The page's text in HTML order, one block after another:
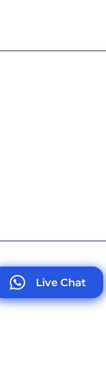
Live Chat